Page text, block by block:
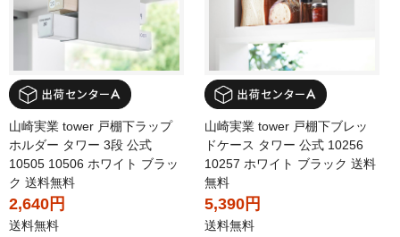
山崎実業 tower 戸棚下ラップ
ホルダー タワー 3段 公式
10505 10506 ホワイト ブラッ
ク 送料無料
2,640円
送料無料
山崎実業 tower 戸棚下ブレッ
ドケース タワー 公式 10256
10257 ホワイト ブラック 送料
無料
5,390円
送料無料